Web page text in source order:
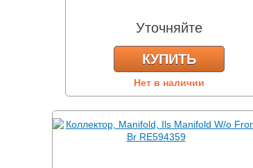
Уточняйте
КУПИТЬ
Нет в наличии